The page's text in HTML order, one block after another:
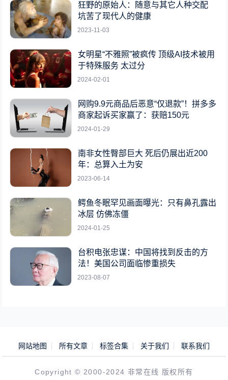
狂野的原始人：随意与其它人种交配
坑苦了现代人的健康
2023-11-03
女明星“不雅照”被疯传 顶级AI技术被用
于特殊服务 太过分
2024-02-01
网购9.9元商品后恶意“仅退款”！拼多多
商家起诉买家赢了：获赔150元
2024-01-29
南非女性臀部巨大 死后仍展出近200
年：总算入土为安
2023-06-14
鳄鱼冬眠罕见画面曝光：只有鼻孔露出
冰层 仿佛冻僵
2024-01-25
台积电张忠谋：中国将找到反击的方
法！美国公司面临惨重损失
2023-08-07
网站地图 所有文章 标签合集 关于我们 联系我们
Copyright © 2000-2024 非常在线 版权所有